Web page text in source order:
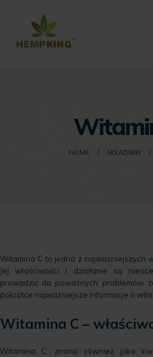
HOME SKŁADNIKI
Witamina C to jedna z najważniejszych
Jej właściwości i działanie są
prowadzić do poważnych problemów
pokrótce najważniejsze informacje o
Witamina C –
Witamina C, znana również jako